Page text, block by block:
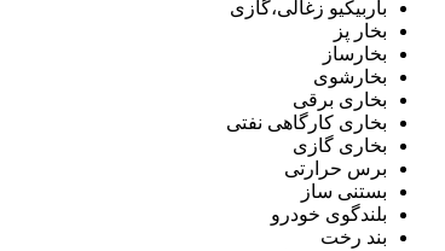
باربیکیو زغالی،گازی
بخار پز
بخارساز
بخارشوی
بخاری برقی
بخاری کارگاهی نفتی
بخاری گازی
برس حرارتی
بستنی ساز
بلندگوی خودرو
بند رخت